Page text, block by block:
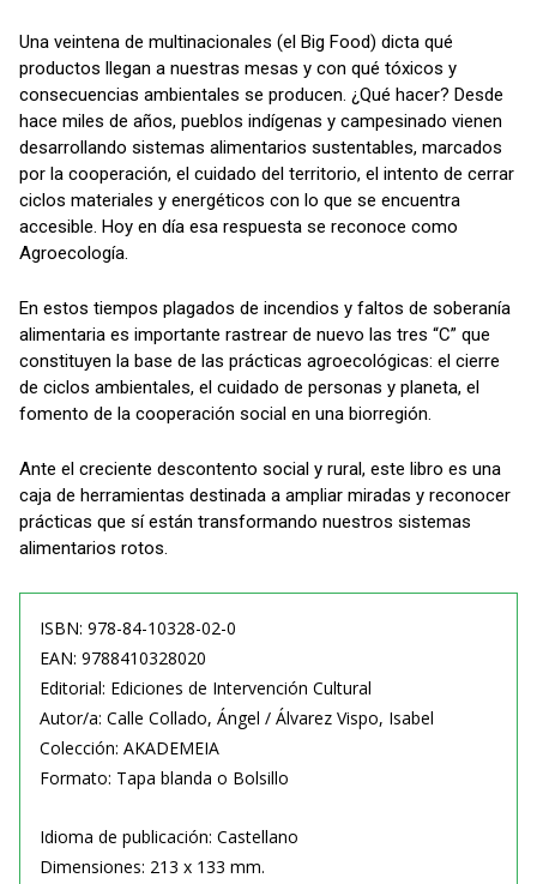
Una veintena de multinacionales (el Big Food) dicta qué
productos llegan a nuestras mesas y con qué tóxicos y
consecuencias ambientales se producen. ¿Qué hacer? Desde
hace miles de años, pueblos indígenas y campesinado vienen
desarrollando sistemas alimentarios sustentables, marcados
por la cooperación, el cuidado del territorio, el intento de cerrar
ciclos materiales y energéticos con lo que se encuentra
accesible. Hoy en día esa respuesta se reconoce como
Agroecología.
En estos tiempos plagados de incendios y faltos de soberanía
alimentaria es importante rastrear de nuevo las tres “C” que
constituyen la base de las prácticas agroecológicas: el cierre
de ciclos ambientales, el cuidado de personas y planeta, el
fomento de la cooperación social en una biorregión.
Ante el creciente descontento social y rural, este libro es una
caja de herramientas destinada a ampliar miradas y reconocer
prácticas que sí están transformando nuestros sistemas
alimentarios rotos.
ISBN: 978-84-10328-02-0
EAN: 9788410328020
Editorial: Ediciones de Intervención Cultural
Autor/a: Calle Collado, Ángel / Álvarez Vispo, Isabel
Colección: AKADEMEIA
Formato: Tapa blanda o Bolsillo
Idioma de publicación: Castellano
Dimensiones: 213 x 133 mm.